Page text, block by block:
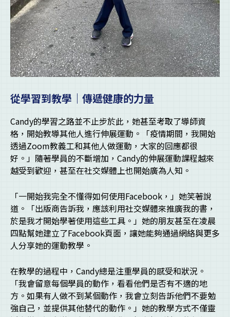
從學習到教學｜傳遞健康的力量
Candy的學習之路並不止步於此，她甚至考取了導師資
格，開始教導其他人進行伸展運動。「疫情期間，我開始
透過Zoom教義工和其他人做運動，大家的回應都很
好。」隨著學員的不斷增加，Candy的伸展運動課程越來
越受到歡迎，甚至在社交媒體上也開始廣為人知。
「一開始我完全不懂得如何使用Facebook，」她笑著說
道。「出版商告訴我，應該利用社交媒體來推廣我的書，
於是我才開始學著使用這些工具。」她的朋友甚至在凌晨
四點幫她建立了Facebook頁面，讓她能夠通過網絡與更多
人分享她的運動教學。
在教學的過程中，Candy總是注重學員的感受和狀況。
「我會留意每個學員的動作，看看他們是否有不適的地
方。如果有人做不到某個動作，我會立刻告訴他們不要勉
強自己，並提供其他替代的動作。」她的教學方式不僅靈